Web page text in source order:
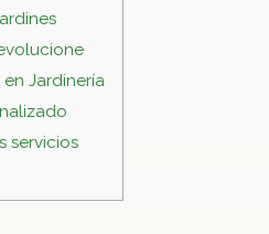
Jardinería
servicios